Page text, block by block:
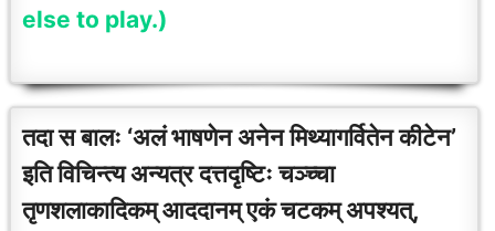
else to play.)
तदा स बालः ‘अलं भाषणेन अनेन मिथ्यागर्वितेन कीटेन’
इति विचिन्त्य अन्यत्र दत्तदृष्टिः चञ्च्चा
तृणशलाकादिकम् आददानम् एकं चटकम् अपश्यत्,